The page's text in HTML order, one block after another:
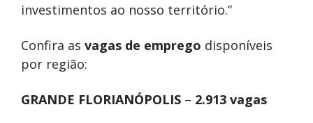
investimentos ao nosso território.”
Confira as vagas de emprego disponíveis
por região:
GRANDE FLORIANÓPOLIS – 2.913 vagas